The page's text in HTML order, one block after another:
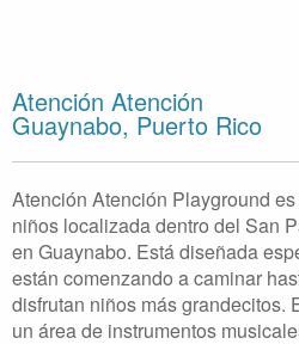
Atención Atención
Guaynabo, Puerto Rico
Atención Atención Playground
niños localizada dentro del San
en Guaynabo. Está diseñada
están comenzando a caminar
disfrutan niños más grandecitos.
un área de instrumentos